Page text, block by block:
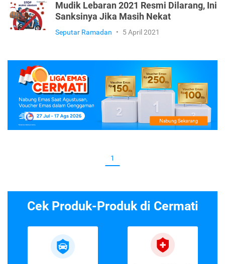
Mudik Lebaran 2021 Resmi Dilarang, Ini
Sanksinya Jika Masih Nekat
Seputar Ramadan • 5 April 2021
1
Cek Produk-Produk di Cermati